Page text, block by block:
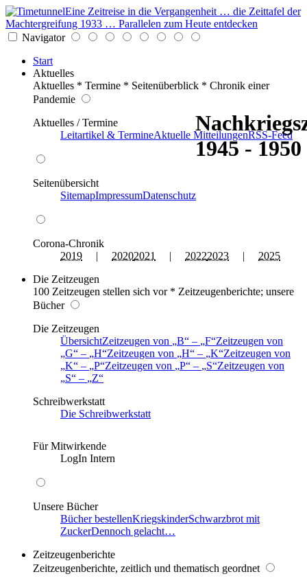
Eine Zeitreise in die Vergangenheit … die Zeittafel der
Machtergreifung 1933 … Parallelen zum Heute entdecken
Navigator
Start
Aktuelles
Aktuelles * Termine * Seitenüberblick * Chronik einer
Pandemie
Aktuelles / Termine
Leitartikel & TermineAktuelle MitteilungenRSS-Feed
Seitenübersicht
SitemapImpressumDatenschutz
Corona-Chronik
2019 | 20202021 | 20222023 | 2025
Die Zeitzeugen
100 Zeitzeugen stellen sich vor * Zeitzeugenberichte; unsere
Bücher
Die Zeitzeugen
ÜbersichtZeitzeugen von B – F Zeitzeugen von
G
– H Zeitzeugen von H – K Zeitzeugen von
K
– P Zeitzeugen von P – S Zeitzeugen von
S
–
Z
Schreibwerkstatt
Die Schreibwerkstatt
Für Mitwirkende
LogIn Intern
Unsere Bücher
Bücher bestellenKriegskinderSchwarzbrot mit
ZuckerDennoch gelacht…
Zeitzeugenberichte
Zeitzeugenberichte, zeitlich und thematisch geordnet
1945 - 1950